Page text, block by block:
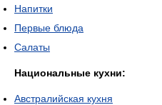
Напитки
Первые блюда
Салаты
Национальные кухни:
Австралийская кухня